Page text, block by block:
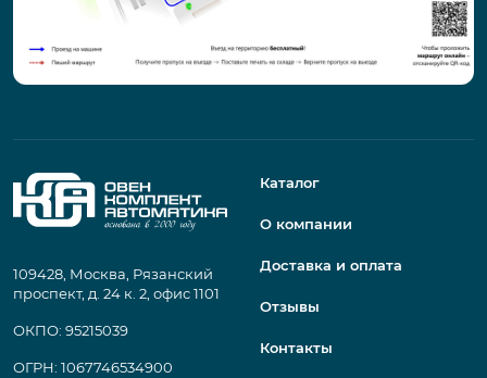
109428, Москва, Рязанский
проспект, д. 24 к. 2, офис 1101
ОКПО: 95215039
ОГРН: 1067746534900
Каталог
О компании
Доставка и оплата
Отзывы
Контакты